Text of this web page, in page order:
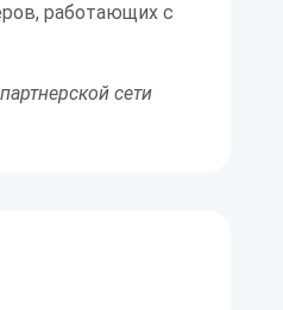
работающих с
сети